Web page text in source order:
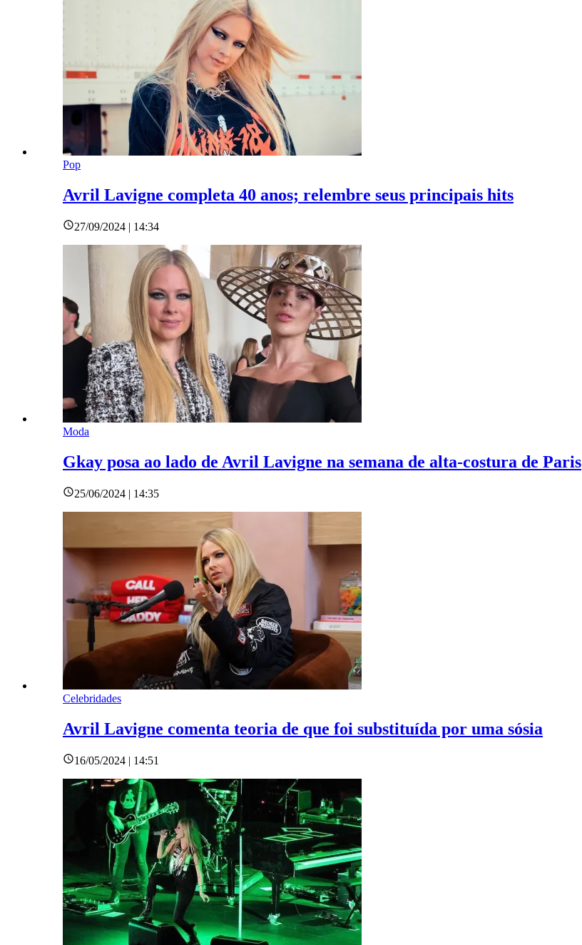
Pop
Avril Lavigne completa 40 anos; relembre seus principais hits
27/09/2024 | 14:34
Moda
Gkay posa ao lado de Avril Lavigne na semana de alta-costura de Paris
25/06/2024 | 14:35
Celebridades
Avril Lavigne comenta teoria de que foi substituída por uma sósia
16/05/2024 | 14:51